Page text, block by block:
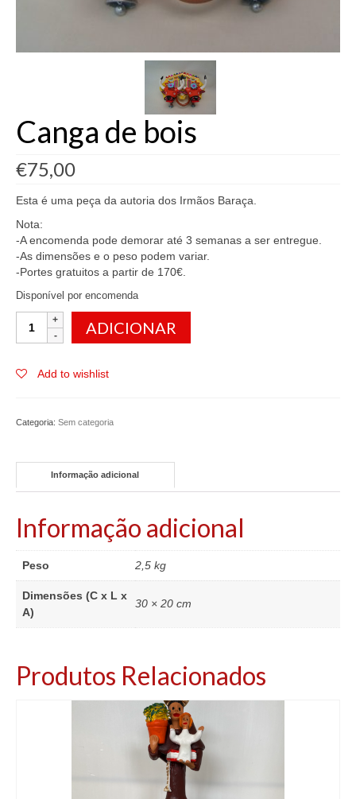
Canga de bois
€75,00
Esta é uma peça da autoria dos Irmãos Baraça.
Nota:
-A encomenda pode demorar até 3 semanas a ser entregue.
-As dimensões e o peso podem variar.
-Portes gratuitos a partir de 170€.
Disponível por encomenda
Quantidade
de
bois
ADICIONAR
Add to wishlist
Categoria: Sem categoria
Informação adicional
Informação adicional
Peso 2,5 kg
Dimensões (C x L x
A)
30 × 20 cm
Produtos Relacionados